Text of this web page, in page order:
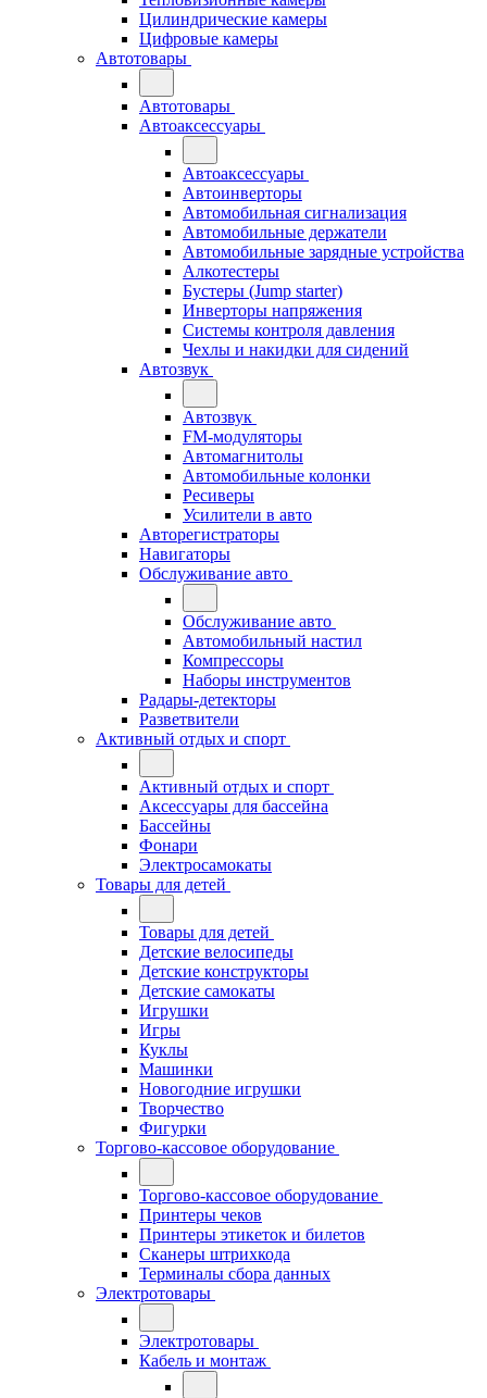
Цилиндрические камеры
Цифровые камеры
Автотовары
Автотовары
Автоаксессуары
Автоаксессуары
Автоинверторы
Автомобильная сигнализация
Автомобильные держатели
Автомобильные зарядные устройства
Алкотестеры
Бустеры (Jump starter)
Инверторы напряжения
Системы контроля давления
Чехлы и накидки для сидений
Автозвук
Автозвук
FM-модуляторы
Автомагнитолы
Автомобильные колонки
Ресиверы
Усилители в авто
Авторегистраторы
Навигаторы
Обслуживание авто
Обслуживание авто
Автомобильный настил
Компрессоры
Наборы инструментов
Радары-детекторы
Разветвители
Активный отдых и спорт
Активный отдых и спорт
Аксессуары для бассейна
Бассейны
Фонари
Электросамокаты
Товары для детей
Товары для детей
Детские велосипеды
Детские конструкторы
Детские самокаты
Игрушки
Игры
Куклы
Машинки
Новогодние игрушки
Творчество
Фигурки
Торгово-кассовое оборудование
Торгово-кассовое оборудование
Принтеры чеков
Принтеры этикеток и билетов
Сканеры штрихкода
Терминалы сбора данных
Электротовары
Электротовары
Кабель и монтаж